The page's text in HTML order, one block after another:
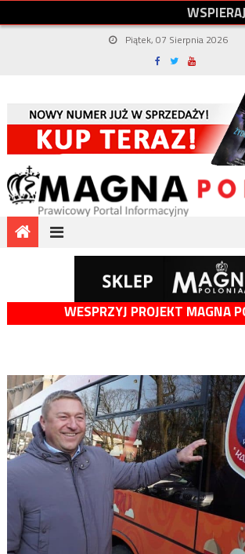
WSPIERAJ
Piątek, 07 Sierpnia 2026
WESPRZYJ PROJEKT MAGNA